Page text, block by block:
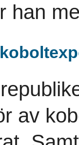
han
av